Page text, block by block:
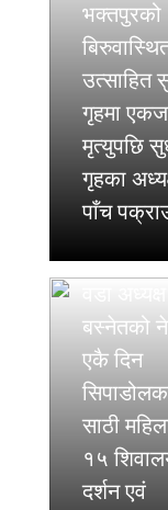
भक्तपुरको
उत्साहित
गृहमा
मृत्युपछि
गृहका
पाँच
बस्नेतको
एकै दिन
साठी
१५
दर्शन एवं